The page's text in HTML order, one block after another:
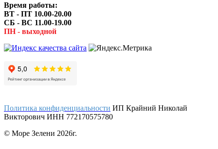
Время работы:
ВТ - ПТ 10.00-20.00
СБ - ВС 11.00-19.00
ПН - выходной
Политика конфиденциальности ИП Крайний Николай
Викторович ИНН 772170575780
© Море Зелени 2026г.